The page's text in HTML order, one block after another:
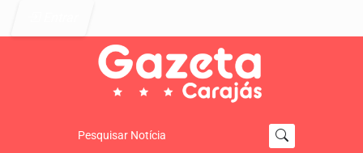
Pesquisar Notícia